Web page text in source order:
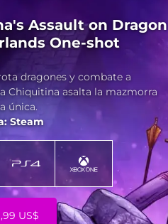
Assault on Dragon
One-shot
dragones y combate a
Chiquitina asalta la mazmorra
única.
Steam
US$